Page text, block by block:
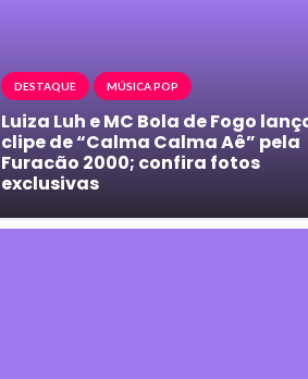
DESTAQUE MÚSICA POP
Luiza Luh e MC Bola de Fogo
clipe de “Calma Calma Aê” pela
Furacão 2000; confira fotos
exclusivas